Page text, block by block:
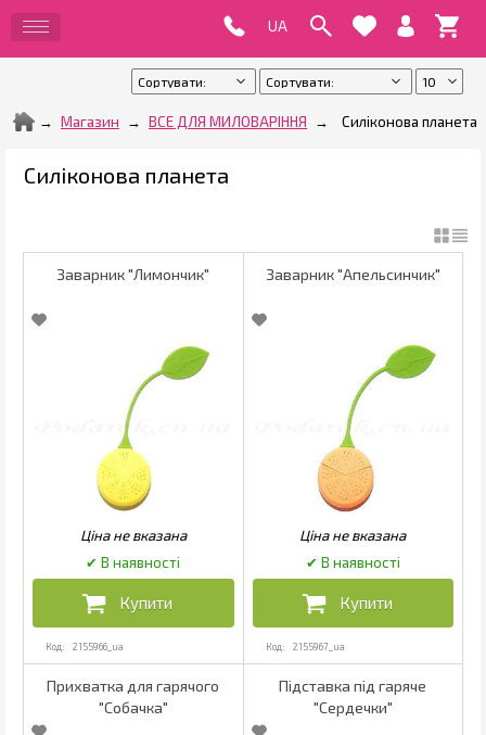
Магазин ВСЕ ДЛЯ МИЛОВАРІННЯ Силіконова планета
Силіконова планета
Заварник "Лимончик"
2155966_ua
Заварник "Апельсинчик"
2155967_ua
Прихватка для гарячого
"Собачка"
Підставка під гаряче
"Сердечки"